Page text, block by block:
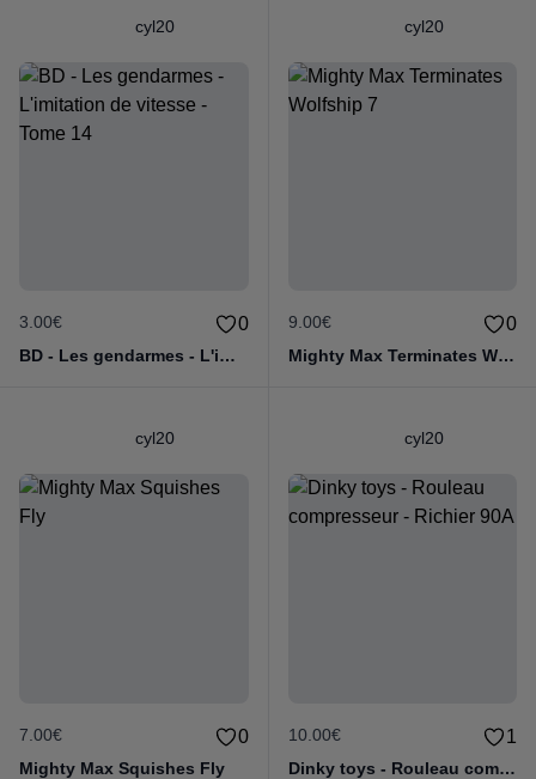
cyl20
3.00€ 0
BD - Les gendarmes - L'imitation de vitesse - Tome 14
cyl20
9.00€ 0
Mighty Max Terminates Wolfship 7
cyl20
7.00€ 0
Mighty Max Squishes Fly
cyl20
10.00€ 1
Dinky toys - Rouleau compresseur - Richier 90A